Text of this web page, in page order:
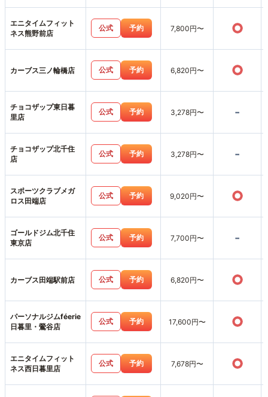
エニタイムフィット
ネス熊野前店
公式 予約 7,800円〜 ○
カーブス三ノ輪橋店 公式 予約 6,820円〜 ○
チョコザップ東日暮
里店
公式 予約 3,278円〜 -
チョコザップ北千住
店
公式 予約 3,278円〜 -
スポーツクラブメガ
ロス田端店
公式 予約 9,020円〜 ○
ゴールドジム北千住
東京店
公式 予約 7,700円〜 -
カーブス田端駅前店 公式 予約 6,820円〜 ○
パーソナルジムféerie
日暮里・鶯谷店
公式 予約 17,600円〜 ○
エニタイムフィット
ネス西日暮里店
公式 予約 7,678円〜 ○